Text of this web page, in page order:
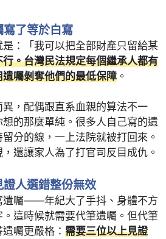
了等於白寫
：「我可以把全部財產只留給某
行。台灣民法規定每個繼承人都有
囑剝奪他們的最低保障 。
，配偶跟直系血親的算法不一
的那麼單純。很多人自己寫的遺
分的線，一上法院就被打回來。
還讓家人為了打官司反目成仇。
人選錯整份無效
遺囑——年紀大了手抖、身體不方
這時候就需要代筆遺囑。但代筆
囑更嚴格： 需要三位以上見證